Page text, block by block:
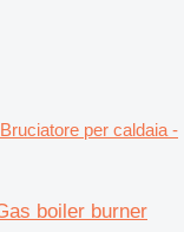
per caldaia -
boiler burner